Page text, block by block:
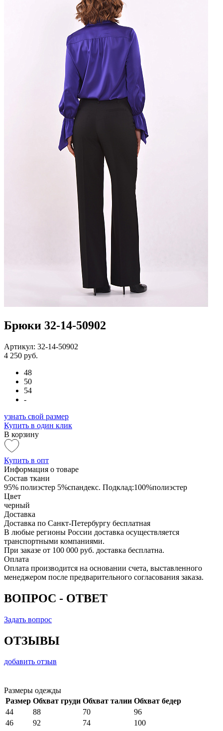
Брюки 32-14-50902
Артикул: 32-14-50902
4 250 руб.
48
50
54
-
узнать свой размер
Купить в один клик
В корзину
Купить в опт
Информация о товаре
Состав ткани
95% полиэстер 5%спандекс. Подклад:100%полиэстер
Цвет
черный
Доставка
Доставка по Санкт-Петербургу бесплатная
В любые регионы России доставка осуществляется
транспортными компаниями.
При заказе от 100 000 руб. доставка бесплатна.
Оплата
Оплата производится на основании счета, выставленного
менеджером после предварительного согласования заказа.
ВОПРОС - ОТВЕТ
Задать вопрос
ОТЗЫВЫ
добавить отзыв
Размеры одежды
Размер Обхват груди Обхват талии Обхват бедер
44
88 70
96
46
92 74
100